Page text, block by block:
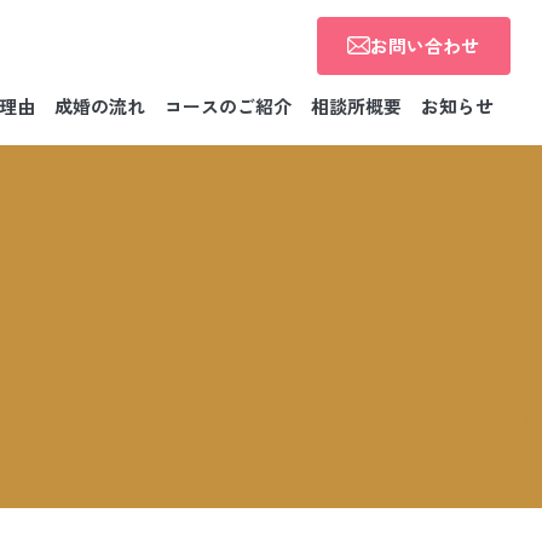
お問い合わせ
由 成婚の流れ コースのご紹介 相談所概要 お知らせ